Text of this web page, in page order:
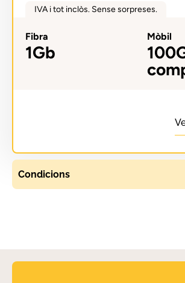
IVA i tot inclòs. Sense sorpreses.
Fibra
1Gb
Mòbil
Condicions